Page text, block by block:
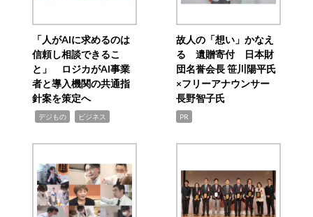
「人がAIに求めるのは
信頼し相談できるこ
と」 ロジカがAI事業
者と導入機関の共通指
針案を策定へ
デジもの ビジネス
故人の「想い」かなえ
る 遺贈寄付 日本財
団名誉会長 笹川陽平氏
×フリーアナウンサー
長野智子氏
PR